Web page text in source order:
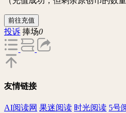
前往充值
投诉 捧场0
友情链接
AI阅读网 果迷阅读 时光阅读 5号